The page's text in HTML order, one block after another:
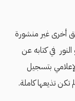
أخرى غير منشورة
في كتابه عن
بتسجيل
تكن تذيعها كاملة.